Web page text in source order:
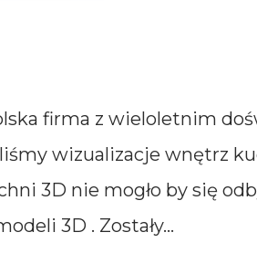
firma z wieloletnim
wizualizacje wnętrz
3D nie mogło by się
3D . Zostały...